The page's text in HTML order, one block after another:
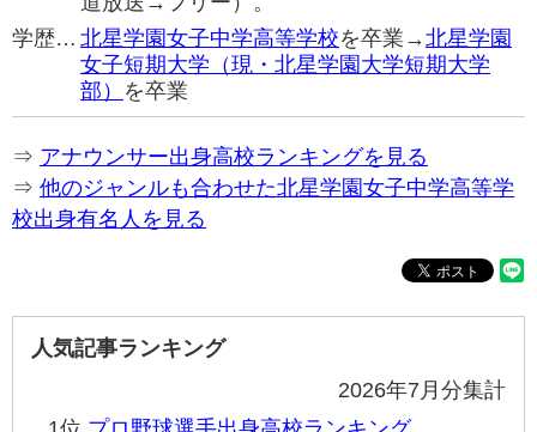
学歴… 北星学園女子中学高等学校を卒業→北星学園
女子短期大学（現・北星学園大学短期大学
部） を卒業
⇒ アナウンサー出身高校ランキングを見る
⇒ 他のジャンルも合わせた北星学園女子中学高等学
校出身有名人を見る
人気記事ランキング
2026年7月分集計